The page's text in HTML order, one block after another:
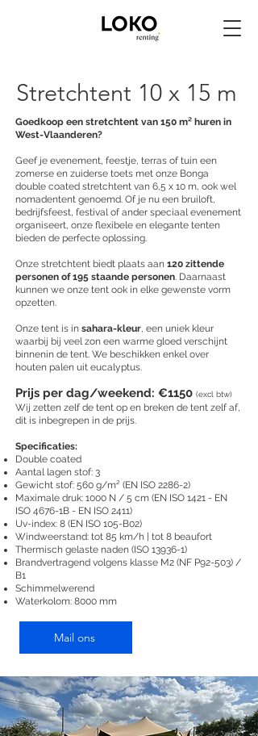
Stretchtent 10 x 15 m
Goedkoop een stretchtent van 150 m² huren in
West-Vlaanderen?
Geef je evenement, feestje, terras of tuin een
zomerse en zuiderse toets met onze Bonga
double coated stretchtent van 6,5 x 10 m, ook wel
nomadentent genoemd. Of je nu een bruiloft,
bedrijfsfeest, festival of ander speciaal evenement
organiseert, onze flexibele en elegante tenten
bieden de perfecte oplossing.
Onze stretchtent biedt plaats aan 120 zittende
personen of 195 staande personen. Daarnaast
kunnen we onze tent ook in elke gewenste vorm
opzetten.
Onze tent is in sahara-kleur, een uniek kleur
waarbij bij veel zon een warme gloed verschijnt
binnenin de tent. We beschikken enkel over
houten palen uit eucalyptus.
Prijs per dag/weekend: €1150 (excl btw)
Wij zetten zelf de tent op en breken de tent zelf af,
dit is inbegrepen in de prijs.
Specificaties:​
Double coated
Aantal lagen stof: 3
Gewicht stof: 560 g/m² (EN ISO 2286-2)
Maximale druk: 1000 N / 5 cm (EN ISO 1421 - EN
ISO 4676-1B - EN ISO 2411)
Uv-index: 8 (EN ISO 105-B02)
Windweerstand: tot 85 km/h | tot 8 beaufort
Thermisch gelaste naden (ISO 13936-1)
Brandvertragend volgens klasse M2 (NF P92-503) /
B1
Schimmelwerend
Waterkolom: 8000 mm
Mail ons